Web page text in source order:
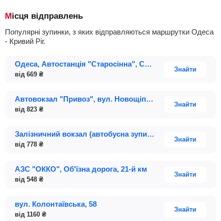
Місця відправлень
Популярні зупинки, з яких відправляються маршрутки Одеса
- Кривий Ріг.
Одеса, Автостанція "Старосінна", Старосінна площа; будинок 1А, 2
від 669 ₴
Знайти
вул. Колонтаївська, 58
від 1160 ₴
Знайти
Автовокзал "Привоз", вул. Новощіпний Ряд, 5, платформа 3
від 823 ₴
Знайти
Залізничний вокзал (автобусна зупинка біля пекарні "Булочки")
від 778 ₴
Знайти
АЗС "ОККО", Об'їзна дорога, 21-й км
від 548 ₴
Знайти